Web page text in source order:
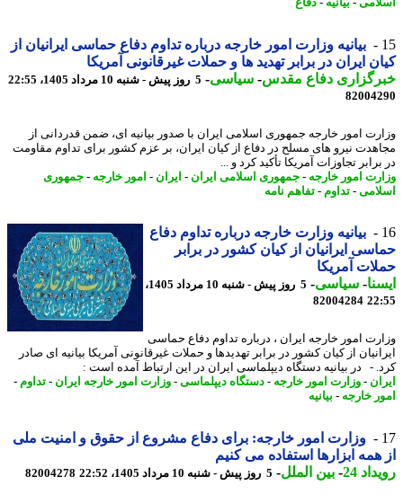
-بیانیه-دفاع
بیانیه وزارت امور خارجه درباره تداوم دفاع حماسی ایرانیان از
ایران در برابر تهدید ها و حملات غیرقانونی آمریکا
دفاع مقدس-سیاسی-5 روز پیش - شنبه 10 مرداد 1405، 22:55
امور خارجه جمهوری اسلامی ایران با صدور بیانیه ای، ضمن قدردانی از
نیرو های مسلح در دفاع از کیان ایران، بر عزم کشور برای تداوم مقاومت
تجاوزات آمریکا تأکید کرد و ...
امور خارجه-جمهوری اسلامی ایران - ایران - امور خارجه-جمهوری
-تداوم- تفاهم نامه
بیانیه وزارت خارجه درباره تداوم دفاع
ایرانیان از کیان کشور در برابر
آمریکا
-سیاسی-
5 روز پیش - شنبه 10 مرداد 1405،
82004284
امور خارجه ایران ، درباره تداوم دفاع حماسی
از کیان کشور در برابر تهدیدها و حملات غیرقانونی آمریکا بیانیه ای صادر
- در بیانیه دستگاه دیپلماسی ایران در این ارتباط آمده است :
- وزارت امور خارجه-دستگاه دیپلماسی-وزارت امور خارجه ایران - تداوم-
خارجه-بیانیه
وزارت امور خارجه: برای دفاع مشروع از حقوق و امنیت ملی
ابزارها استفاده می کنیم
24
-بین الملل-5 روز پیش - شنبه 10 مرداد 1405، 22:52 82004278